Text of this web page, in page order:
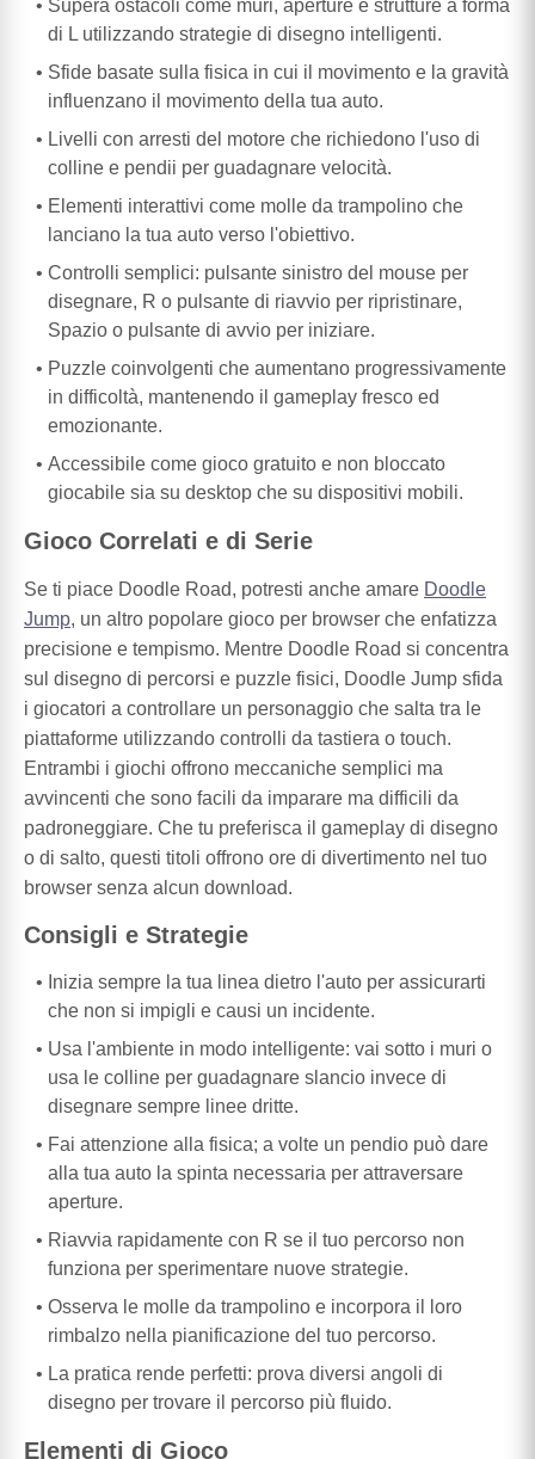
Supera ostacoli come muri, aperture e strutture a forma
di L utilizzando strategie di disegno intelligenti.
Sfide basate sulla fisica in cui il movimento e la gravità
influenzano il movimento della tua auto.
Livelli con arresti del motore che richiedono l'uso di
colline e pendii per guadagnare velocità.
Elementi interattivi come molle da trampolino che
lanciano la tua auto verso l'obiettivo.
Controlli semplici: pulsante sinistro del mouse per
disegnare, R o pulsante di riavvio per ripristinare,
Spazio o pulsante di avvio per iniziare.
Puzzle coinvolgenti che aumentano progressivamente
in difficoltà, mantenendo il gameplay fresco ed
emozionante.
Accessibile come gioco gratuito e non bloccato
giocabile sia su desktop che su dispositivi mobili.
Gioco Correlati e di Serie
Se ti piace Doodle Road, potresti anche amare Doodle
Jump, un altro popolare gioco per browser che enfatizza
precisione e tempismo. Mentre Doodle Road si concentra
sul disegno di percorsi e puzzle fisici, Doodle Jump sfida
i giocatori a controllare un personaggio che salta tra le
piattaforme utilizzando controlli da tastiera o touch.
Entrambi i giochi offrono meccaniche semplici ma
avvincenti che sono facili da imparare ma difficili da
padroneggiare. Che tu preferisca il gameplay di disegno
o di salto, questi titoli offrono ore di divertimento nel tuo
browser senza alcun download.
Consigli e Strategie
Inizia sempre la tua linea dietro l'auto per assicurarti
che non si impigli e causi un incidente.
Usa l'ambiente in modo intelligente: vai sotto i muri o
usa le colline per guadagnare slancio invece di
disegnare sempre linee dritte.
Fai attenzione alla fisica; a volte un pendio può dare
alla tua auto la spinta necessaria per attraversare
aperture.
Riavvia rapidamente con R se il tuo percorso non
funziona per sperimentare nuove strategie.
Osserva le molle da trampolino e incorpora il loro
rimbalzo nella pianificazione del tuo percorso.
La pratica rende perfetti: prova diversi angoli di
disegno per trovare il percorso più fluido.
Elementi di Gioco